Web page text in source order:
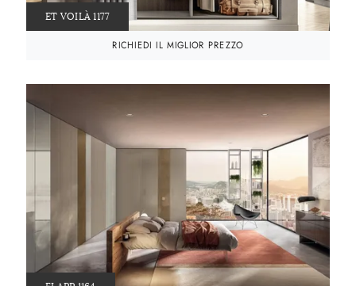
ET VOILÀ 1177
RICHIEDI IL MIGLIOR PREZZO